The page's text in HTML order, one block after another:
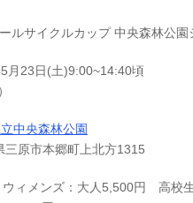
ルサイクルカップ 中央森林公園
5月23日(土)9:00~14:40頃
中央森林公園
三原市本郷町上北方1315
ウィメンズ：大人5,500円 高校